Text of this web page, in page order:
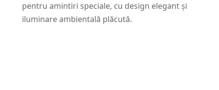
pentru amintiri speciale, cu design elegant și
iluminare ambientală plăcută.